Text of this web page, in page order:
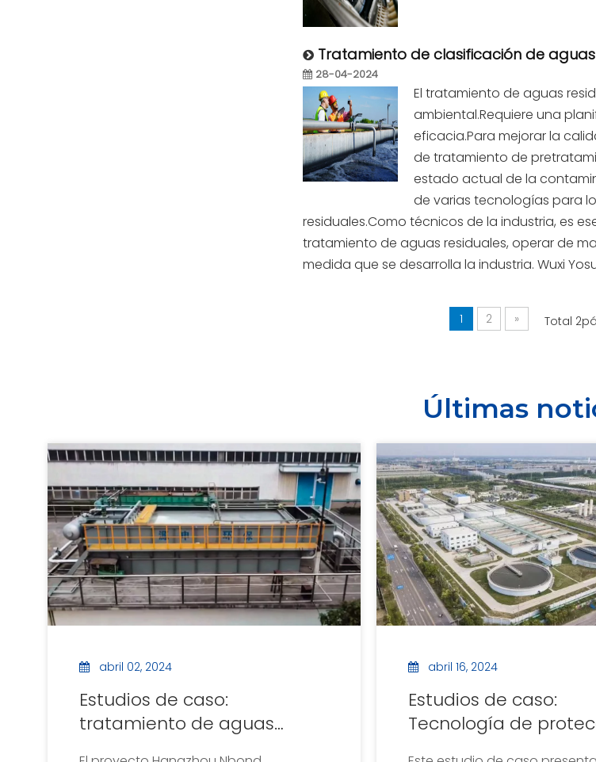
Tratamiento de clasificación de
28-04-2024
El tratamiento de aguas
ambiental.Requiere una
eficacia.Para mejorar la
de tratamiento de
estado actual de la
de varias tecnologías para
residuales.Como técnicos de la industria, es
tratamiento de aguas residuales, operar de
medida que se desarrolla la industria. Wuxi
1 2 » Total
Últimas
abril 02, 2024
Estudios de caso:
tratamiento de aguas
abril 16, 2024
Estudios de caso:
Tecnología de